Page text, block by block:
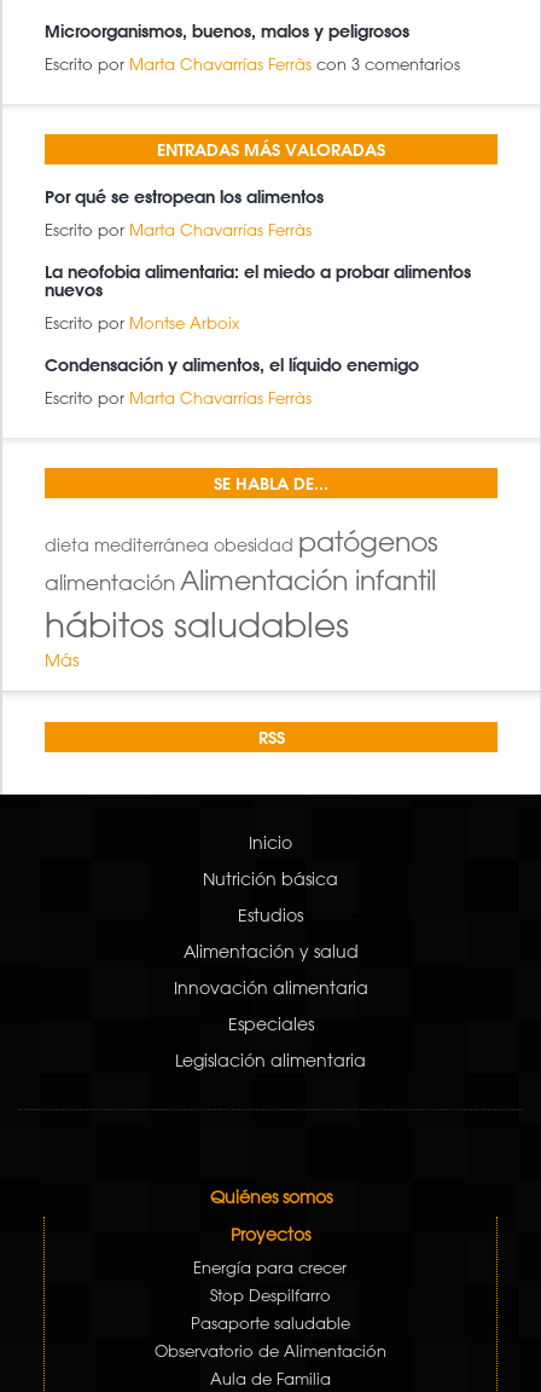
Microorganismos, buenos, malos y peligrosos
Escrito por Marta Chavarrías Ferràs con 3 comentarios
ENTRADAS MÁS VALORADAS
Por qué se estropean los alimentos
Escrito por Marta Chavarrías Ferràs
La neofobia alimentaria: el miedo a probar alimentos
nuevos
Escrito por Montse Arboix
Condensación y alimentos, el líquido enemigo
Escrito por Marta Chavarrías Ferràs
SE HABLA DE...
dieta mediterránea obesidad patógenos
alimentación Alimentación infantil
hábitos saludables
Más
RSS
Inicio
Nutrición básica
Estudios
Alimentación y salud
Innovación alimentaria
Especiales
Legislación alimentaria
Quiénes somos
Proyectos
Energía para crecer
Stop Despilfarro
Pasaporte saludable
Observatorio de Alimentación
Aula de Familia